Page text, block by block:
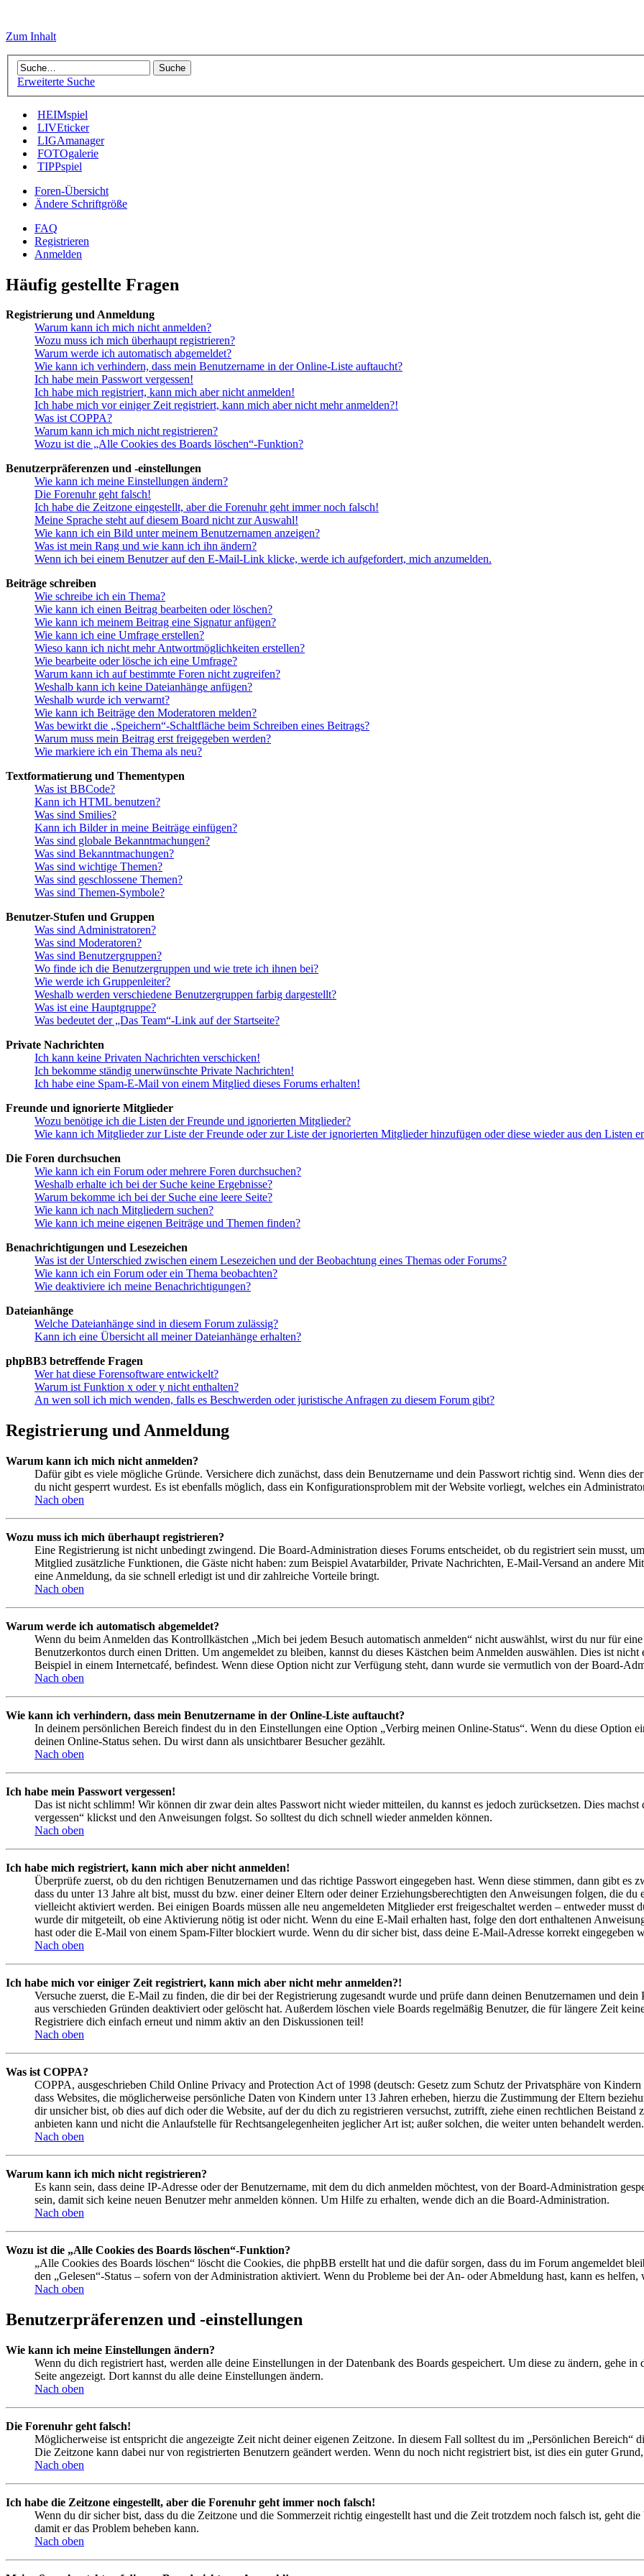
Zum Inhalt
Erweiterte Suche
HEIMspiel
LIVEticker
LIGAmanager
FOTOgalerie
TIPPspiel
Foren-Übersicht
Ändere Schriftgröße
FAQ
Registrieren
Anmelden
Häufig gestellte Fragen
Registrierung und Anmeldung
Warum kann ich mich nicht anmelden?
Wozu muss ich mich überhaupt registrieren?
Warum werde ich automatisch abgemeldet?
Wie kann ich verhindern, dass mein Benutzername in der Online-Liste auftaucht?
Ich habe mein Passwort vergessen!
Ich habe mich registriert, kann mich aber nicht anmelden!
Ich habe mich vor einiger Zeit registriert, kann mich aber nicht mehr anmelden?!
Was ist COPPA?
Warum kann ich mich nicht registrieren?
Wozu ist die „Alle Cookies des Boards löschen“-Funktion?
Benutzerpräferenzen und -einstellungen
Wie kann ich meine Einstellungen ändern?
Die Forenuhr geht falsch!
Ich habe die Zeitzone eingestellt, aber die Forenuhr geht immer noch falsch!
Meine Sprache steht auf diesem Board nicht zur Auswahl!
Wie kann ich ein Bild unter meinem Benutzernamen anzeigen?
Was ist mein Rang und wie kann ich ihn ändern?
Wenn ich bei einem Benutzer auf den E-Mail-Link klicke, werde ich aufgefordert, mich anzumelden.
Beiträge schreiben
Wie schreibe ich ein Thema?
Wie kann ich einen Beitrag bearbeiten oder löschen?
Wie kann ich meinem Beitrag eine Signatur anfügen?
Wie kann ich eine Umfrage erstellen?
Wieso kann ich nicht mehr Antwortmöglichkeiten erstellen?
Wie bearbeite oder lösche ich eine Umfrage?
Warum kann ich auf bestimmte Foren nicht zugreifen?
Weshalb kann ich keine Dateianhänge anfügen?
Weshalb wurde ich verwarnt?
Wie kann ich Beiträge den Moderatoren melden?
Was bewirkt die „Speichern“-Schaltfläche beim Schreiben eines Beitrags?
Warum muss mein Beitrag erst freigegeben werden?
Wie markiere ich ein Thema als neu?
Textformatierung und Thementypen
Was ist BBCode?
Kann ich HTML benutzen?
Was sind Smilies?
Kann ich Bilder in meine Beiträge einfügen?
Was sind globale Bekanntmachungen?
Was sind Bekanntmachungen?
Was sind wichtige Themen?
Was sind geschlossene Themen?
Was sind Themen-Symbole?
Benutzer-Stufen und Gruppen
Was sind Administratoren?
Was sind Moderatoren?
Was sind Benutzergruppen?
Wo finde ich die Benutzergruppen und wie trete ich ihnen bei?
Wie werde ich Gruppenleiter?
Weshalb werden verschiedene Benutzergruppen farbig dargestellt?
Was ist eine Hauptgruppe?
Was bedeutet der „Das Team“-Link auf der Startseite?
Private Nachrichten
Ich kann keine Privaten Nachrichten verschicken!
Ich bekomme ständig unerwünschte Private Nachrichten!
Ich habe eine Spam-E-Mail von einem Mitglied dieses Forums erhalten!
Freunde und ignorierte Mitglieder
Wozu benötige ich die Listen der Freunde und ignorierten Mitglieder?
Wie kann ich Mitglieder zur Liste der Freunde oder zur Liste der ignorierten Mitglieder hinzufügen oder diese wieder aus den Listen
Die Foren durchsuchen
Wie kann ich ein Forum oder mehrere Foren durchsuchen?
Weshalb erhalte ich bei der Suche keine Ergebnisse?
Warum bekomme ich bei der Suche eine leere Seite?
Wie kann ich nach Mitgliedern suchen?
Wie kann ich meine eigenen Beiträge und Themen finden?
Benachrichtigungen und Lesezeichen
Was ist der Unterschied zwischen einem Lesezeichen und der Beobachtung eines Themas oder Forums?
Wie kann ich ein Forum oder ein Thema beobachten?
Wie deaktiviere ich meine Benachrichtigungen?
Dateianhänge
Welche Dateianhänge sind in diesem Forum zulässig?
Kann ich eine Übersicht all meiner Dateianhänge erhalten?
phpBB3 betreffende Fragen
Wer hat diese Forensoftware entwickelt?
Warum ist Funktion x oder y nicht enthalten?
An wen soll ich mich wenden, falls es Beschwerden oder juristische Anfragen zu diesem Forum gibt?
Registrierung und Anmeldung
Warum kann ich mich nicht anmelden?
Dafür gibt es viele mögliche Gründe. Versichere dich zunächst, dass dein Benutzername und dein Passwort richtig sind. Wenn dies
du nicht gesperrt wurdest. Es ist ebenfalls möglich, dass ein Konfigurationsproblem mit der Website vorliegt, welches ein
Nach oben
Wozu muss ich mich überhaupt registrieren?
Eine Registrierung ist nicht unbedingt zwingend. Die Board-Administration dieses Forums entscheidet, ob du registriert sein musst,
Mitglied zusätzliche Funktionen, die Gäste nicht haben: zum Beispiel Avatarbilder, Private Nachrichten, E-Mail-Versand an andere
eine Anmeldung, da sie schnell erledigt ist und dir zahlreiche Vorteile bringt.
Nach oben
Warum werde ich automatisch abgemeldet?
Wenn du beim Anmelden das Kontrollkästchen „Mich bei jedem Besuch automatisch anmelden“ nicht auswählst, wirst du nur für
Benutzerkontos durch einen Dritten. Um angemeldet zu bleiben, kannst du dieses Kästchen beim Anmelden auswählen. Dies ist
Beispiel in einem Internetcafé, befindest. Wenn diese Option nicht zur Verfügung steht, dann wurde sie vermutlich von der Board-
Nach oben
Wie kann ich verhindern, dass mein Benutzername in der Online-Liste auftaucht?
In deinem persönlichen Bereich findest du in den Einstellungen eine Option „Verbirg meinen Online-Status“. Wenn du diese Option
deinen Online-Status sehen. Du wirst dann als unsichtbarer Besucher gezählt.
Nach oben
Ich habe mein Passwort vergessen!
Das ist nicht schlimm! Wir können dir zwar dein altes Passwort nicht wieder mitteilen, du kannst es jedoch zurücksetzen. Dies
vergessen“ klickst und den Anweisungen folgst. So solltest du dich schnell wieder anmelden können.
Nach oben
Ich habe mich registriert, kann mich aber nicht anmelden!
Überprüfe zuerst, ob du den richtigen Benutzernamen und das richtige Passwort eingegeben hast. Wenn diese stimmen, dann gibt es
dass du unter 13 Jahre alt bist, musst du bzw. einer deiner Eltern oder deiner Erziehungsberechtigten den Anweisungen folgen, die
vielleicht aktiviert werden. Bei einigen Boards müssen alle neu angemeldeten Mitglieder erst freigeschaltet werden – entweder musst
wurde dir mitgeteilt, ob eine Aktivierung nötig ist oder nicht. Wenn du eine E-Mail erhalten hast, folge den dort enthaltenen
hast oder die E-Mail von einem Spam-Filter blockiert wurde. Wenn du dir sicher bist, dass deine E-Mail-Adresse korrekt eingegeben
Nach oben
Ich habe mich vor einiger Zeit registriert, kann mich aber nicht mehr anmelden?!
Versuche zuerst, die E-Mail zu finden, die dir bei der Registrierung zugesandt wurde und prüfe dann deinen Benutzernamen und
aus verschieden Gründen deaktiviert oder gelöscht hat. Außerdem löschen viele Boards regelmäßig Benutzer, die für längere Zeit
Registriere dich einfach erneut und nimm aktiv an den Diskussionen teil!
Nach oben
Was ist COPPA?
COPPA, ausgeschrieben Child Online Privacy and Protection Act of 1998 (deutsch: Gesetz zum Schutz der Privatsphäre von
dass Websites, die möglicherweise persönliche Daten von Kindern unter 13 Jahren erheben, hierzu die Zustimmung der Eltern
dir unsicher bist, ob dies auf dich oder die Website, auf der du dich zu registrieren versuchst, zutrifft, ziehe einen rechtlichen Beistand
anbieten kann und nicht die Anlaufstelle für Rechtsangelegenheiten jeglicher Art ist; außer solchen, die weiter unten behandelt werden.
Nach oben
Warum kann ich mich nicht registrieren?
Es kann sein, dass deine IP-Adresse oder der Benutzername, mit dem du dich anmelden möchtest, von der Board-Administration
sein, damit sich keine neuen Benutzer mehr anmelden können. Um Hilfe zu erhalten, wende dich an die Board-Administration.
Nach oben
Wozu ist die „Alle Cookies des Boards löschen“-Funktion?
„Alle Cookies des Boards löschen“ löscht die Cookies, die phpBB erstellt hat und die dafür sorgen, dass du im Forum angemeldet
den „Gelesen“-Status – sofern von der Administration aktiviert. Wenn du Probleme bei der An- oder Abmeldung hast, kann es
Nach oben
Benutzerpräferenzen und -einstellungen
Wie kann ich meine Einstellungen ändern?
Wenn du dich registriert hast, werden alle deine Einstellungen in der Datenbank des Boards gespeichert. Um diese zu ändern, gehe
Seite angezeigt. Dort kannst du alle deine Einstellungen ändern.
Nach oben
Die Forenuhr geht falsch!
Möglicherweise ist entspricht die angezeigte Zeit nicht deiner eigenen Zeitzone. In diesem Fall solltest du im „Persönlichen Bereich“
Die Zeitzone kann dabei nur von registrierten Benutzern geändert werden. Wenn du noch nicht registriert bist, ist dies ein guter
Nach oben
Ich habe die Zeitzone eingestellt, aber die Forenuhr geht immer noch falsch!
Wenn du dir sicher bist, dass du die Zeitzone und die Sommerzeit richtig eingestellt hast und die Zeit trotzdem noch falsch ist, geht
damit er das Problem beheben kann.
Nach oben